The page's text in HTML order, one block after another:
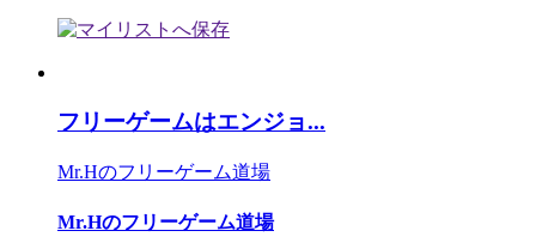
フリーゲームはエンジョ...
Mr.Hのフリーゲーム道場
Mr.Hのフリーゲーム道場